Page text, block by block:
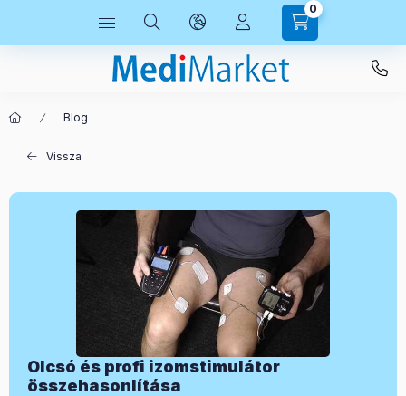
0
Blog
Vissza
Olcsó és profi izomstimulátor
összehasonlítása